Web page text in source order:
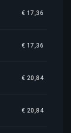
€ 17,36
€ 17,36
€ 20,84
€ 20,84